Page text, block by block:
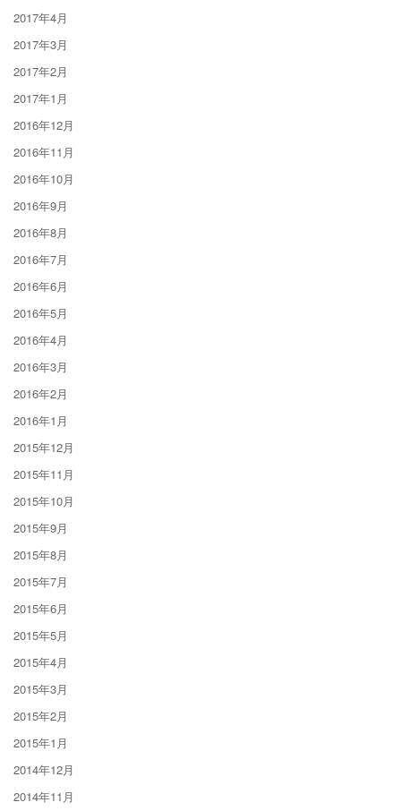
2017年4月
2017年3月
2017年2月
2017年1月
2016年12月
2016年11月
2016年10月
2016年9月
2016年8月
2016年7月
2016年6月
2016年5月
2016年4月
2016年3月
2016年2月
2016年1月
2015年12月
2015年11月
2015年10月
2015年9月
2015年8月
2015年7月
2015年6月
2015年5月
2015年4月
2015年3月
2015年2月
2015年1月
2014年12月
2014年11月